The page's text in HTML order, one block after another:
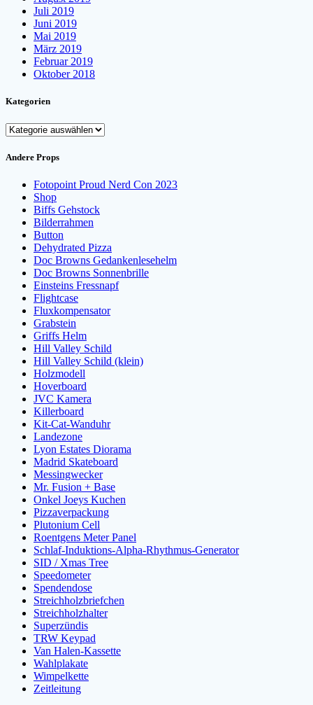
Juli 2019
Juni 2019
Mai 2019
März 2019
Februar 2019
Oktober 2018
Kategorien
Kategorien
Andere Props
Fotopoint Proud Nerd Con 2023
Shop
Biffs Gehstock
Bilderrahmen
Button
Dehydrated Pizza
Doc Browns Gedankenlesehelm
Doc Browns Sonnenbrille
Einsteins Fressnapf
Flightcase
Fluxkompensator
Grabstein
Griffs Helm
Hill Valley Schild
Hill Valley Schild (klein)
Holzmodell
Hoverboard
JVC Kamera
Killerboard
Kit-Cat-Wanduhr
Landezone
Lyon Estates Diorama
Madrid Skateboard
Messingwecker
Mr. Fusion + Base
Onkel Joeys Kuchen
Pizzaverpackung
Plutonium Cell
Roentgens Meter Panel
Schlaf-Induktions-Alpha-Rhythmus-Generator
SID / Xmas Tree
Speedometer
Spendendose
Streichholzbriefchen
Streichholzhalter
Superzündis
TRW Keypad
Van Halen-Kassette
Wahlplakate
Wimpelkette
Zeitleitung